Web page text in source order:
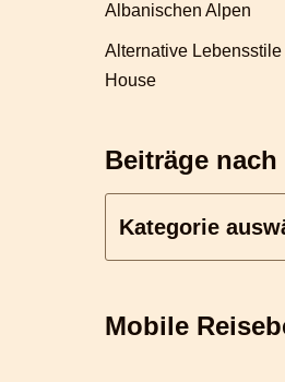
Albanischen Alpen
Alternative
House
Beiträge
Mobile